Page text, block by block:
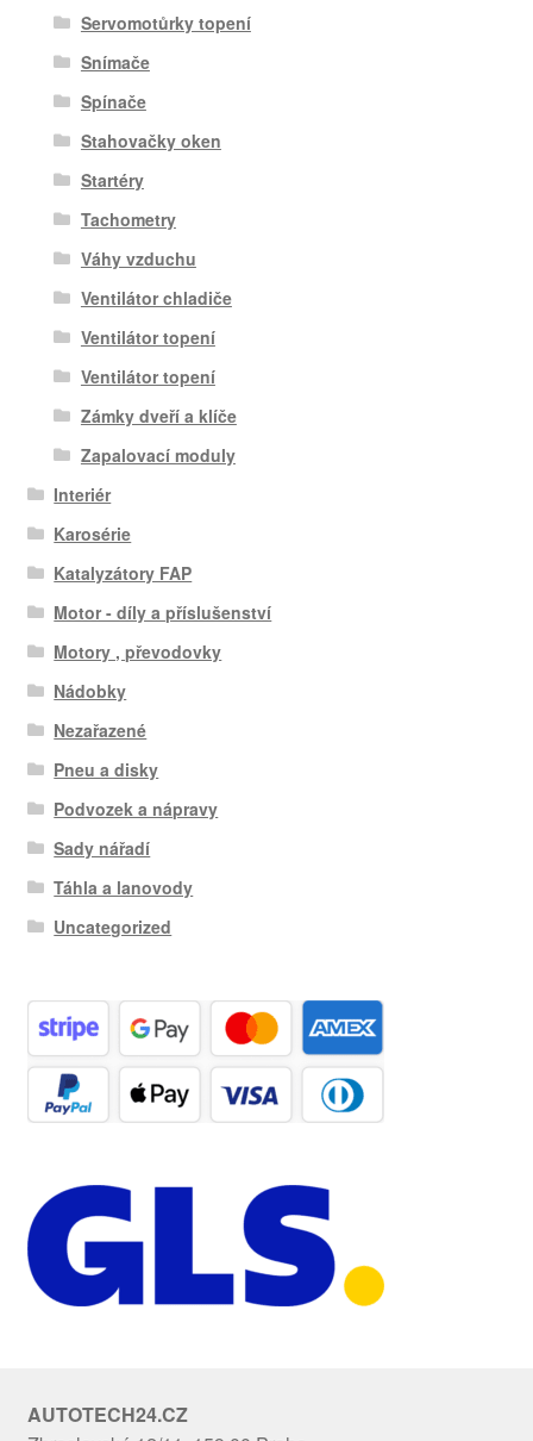
Servomotůrky topení
Snímače
Spínače
Stahovačky oken
Startéry
Tachometry
Váhy vzduchu
Ventilátor chladiče
Ventilátor topení
Ventilátor topení
Zámky dveří a klíče
Zapalovací moduly
Interiér
Karosérie
Katalyzátory FAP
Motor - díly a příslušenství
Motory , převodovky
Nádobky
Nezařazené
Pneu a disky
Podvozek a nápravy
Sady nářadí
Táhla a lanovody
Uncategorized
AUTOTECH24.CZ